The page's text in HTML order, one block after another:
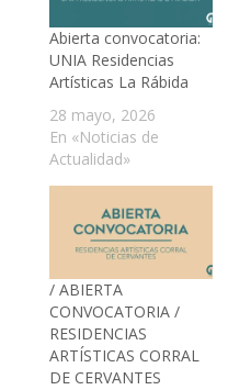
Abierta convocatoria:
UNIA Residencias
Artísticas La Rábida
28 mayo, 2026
En «Noticias de
Actualidad»
/ ABIERTA
CONVOCATORIA /
RESIDENCIAS
ARTÍSTICAS CORRAL
DE CERVANTES